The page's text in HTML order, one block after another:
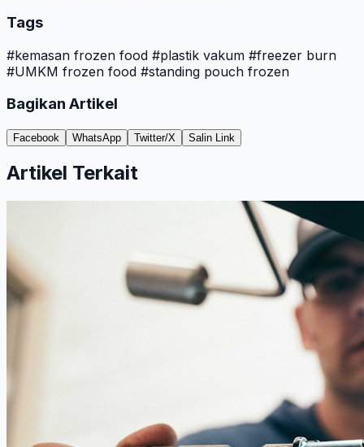
Tags
#kemasan frozen food #plastik vakum #freezer burn
#UMKM frozen food #standing pouch frozen
Bagikan Artikel
Facebook WhatsApp Twitter/X Salin Link
Artikel Terkait